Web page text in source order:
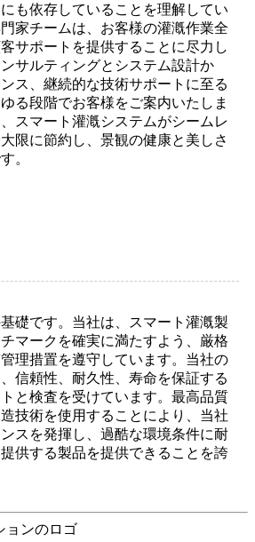
も依存していることを理解してい
家チームは、お客様の灌漑作業全
サポートを提供することに尽力し
サルティングとシステム設計か
ス、継続的な技術サポートに至る
る段階でお客様をご案内いたしま
スマート灌漑システムがシームレ
限に節約し、景観の健康と美しさ
。
礎です。当社は、スマート灌漑製
マークを確実に満たすよう、厳格
理措置を遵守しています。当社の
信頼性、耐久性、寿命を保証する
と検査を受けています。最高品質
技術を使用することにより、当社
スを発揮し、過酷な環境条件に耐
供する製品を提供できることを誇